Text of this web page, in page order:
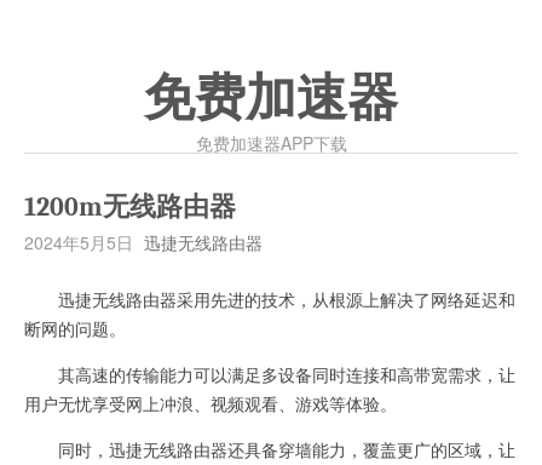
免费加速器
免费加速器APP下载
1200m无线路由器
2024年5月5日 迅捷无线路由器
迅捷无线路由器采用先进的技术，从根源上解决了网络延迟和
断网的问题。
其高速的传输能力可以满足多设备同时连接和高带宽需求，让
用户无忧享受网上冲浪、视频观看、游戏等体验。
同时，迅捷无线路由器还具备穿墙能力，覆盖更广的区域，让